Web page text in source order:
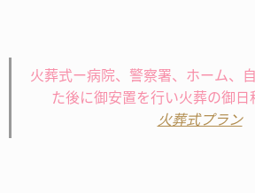
火葬式ー病院、警察署、ホーム、
た後に御安置を行い火葬の御日
火葬式プラン